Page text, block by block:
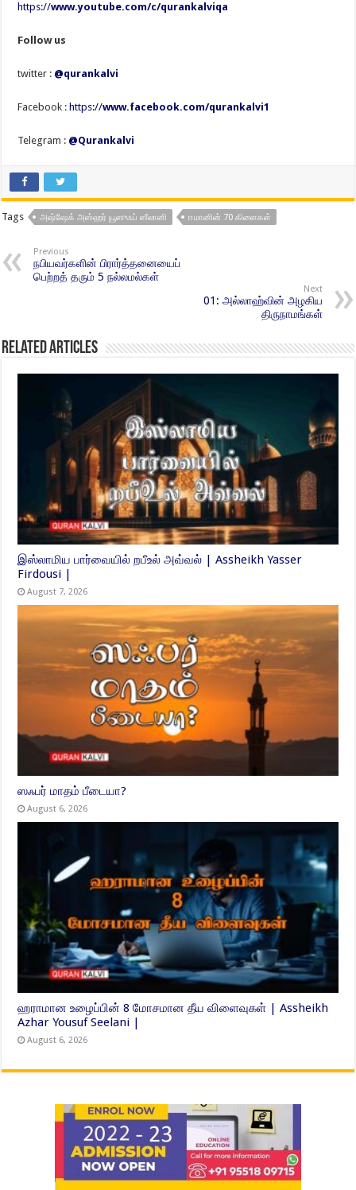
https://www.youtube.com/c/qurankalviqa
Follow us
twitter : @qurankalvi
Facebook : https://www.facebook.com/qurankalvi1
Telegram : @Qurankalvi
Tags அஷ்ஷேக் அஸ்ஹர் யூஸுஃப் ஸீலானி ஈமானின் 70 கிளைகள்
Previous
நபியவர்களின் பிரார்த்தனையைப்
பெற்றத் தரும் 5 நல்லமல்கள்
Next
01: அல்லாஹ்வின் அழகிய
திருநாமங்கள்
Related Articles
இஸ்லாமிய பார்வையில் றபீஉல் அவ்வல் | Assheikh Yasser
Firdousi |
August 7, 2026
ஸஃபர் மாதம் பீடையா?
August 6, 2026
ஹராமான உழைப்பின் 8 மோசமான தீய விளைவுகள் | Assheikh
Azhar Yousuf Seelani |
August 6, 2026